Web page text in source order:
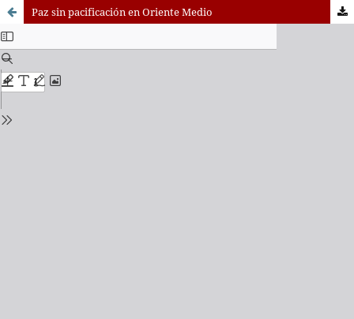
Paz sin pacificación en Oriente Medio